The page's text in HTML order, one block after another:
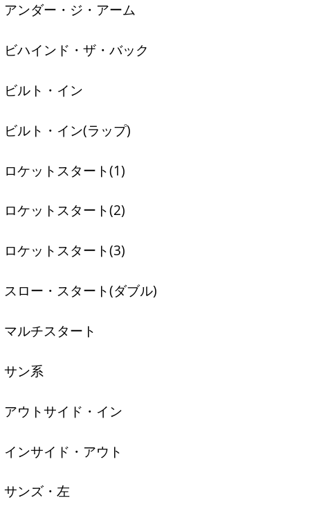
アンダー・ジ・アーム
ビハインド・ザ・バック
ビルト・イン
ビルト・イン(ラップ)
ロケットスタート(1)
ロケットスタート(2)
ロケットスタート(3)
スロー・スタート(ダブル)
マルチスタート
サン系
アウトサイド・イン
インサイド・アウト
サンズ・左